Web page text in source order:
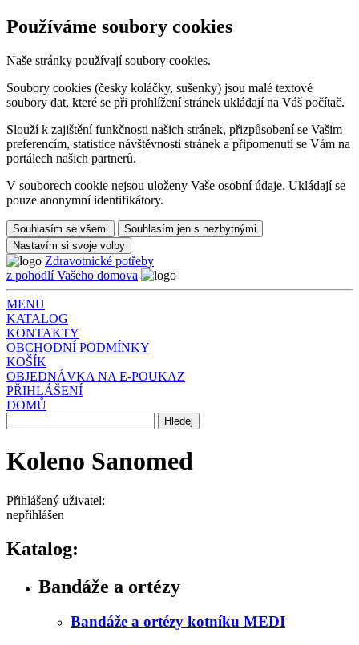
Používáme soubory cookies
Naše stránky používají soubory cookies.
Soubory cookies (česky koláčky, sušenky) jsou malé textové
soubory dat, které se při prohlížení stránek ukládají na Váš počítač.
Slouží k zajištění funkčnosti našich stránek, přizpůsobení se Vašim
preferencím, statistice návštěvnosti stránek a připomenutí se Vám na
portálech našich partnerů.
V souborech cookie nejsou uloženy Vaše osobní údaje. Ukládají se
pouze anonymní identifikátory.
Souhlasím se všemi
Souhlasím jen s nezbytnými
Nastavím si svoje volby
Zdravotnické potřeby
z pohodlí Vašeho domova
MENU
KATALOG
KONTAKTY
OBCHODNÍ PODMÍNKY
KOŠÍK
OBJEDNÁVKA NA E-POUKAZ
PŘIHLÁŠENÍ
DOMŮ
Koleno Sanomed
Přihlášený uživatel:
nepřihlášen
Katalog:
Bandáže a ortézy
Bandáže a ortézy kotníku MEDI